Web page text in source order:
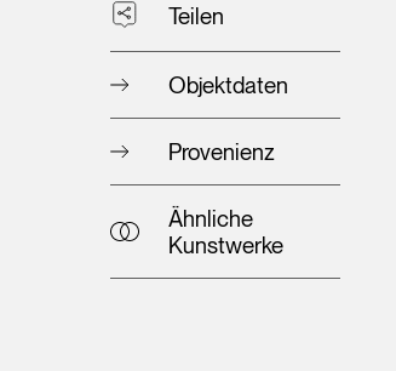
Teilen
Objektdaten
Provenienz
Ähnliche
Kunstwerke